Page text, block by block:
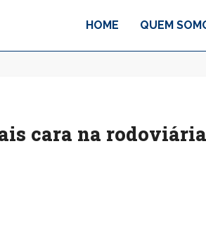
HOME QUEM
cara na